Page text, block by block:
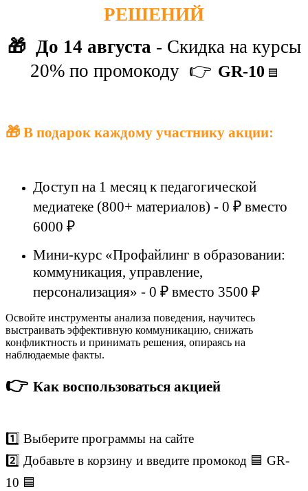
РЕШЕНИЙ
🎁 До 14 августа - Скидка на курсы
20% по промокоду 👉 GR-10 🟦
🎁 В подарок каждому участнику акции:
Доступ на 1 месяц к педагогической
медиатеке (800+ материалов) - 0 ₽ вместо
6000 ₽
Мини-курс «Профайлинг в образовании:
коммуникация, управление,
персонализация» - 0 ₽ вместо 3500 ₽
Освойте инструменты анализа поведения, научитесь
выстраивать эффективную коммуникацию, снижать
конфликтность и принимать решения, опираясь на
наблюдаемые факты.
👉 Как воспользоваться акцией
1️⃣ Выберите программы на сайте
2️⃣ Добавьте в корзину и введите промокод 🟦 GR-
10 🟦